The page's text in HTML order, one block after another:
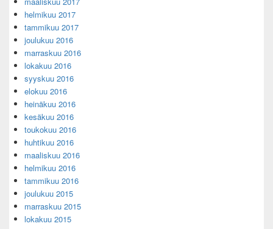
helmikuu 2017
tammikuu 2017
joulukuu 2016
marraskuu 2016
lokakuu 2016
syyskuu 2016
elokuu 2016
heinäkuu 2016
kesäkuu 2016
toukokuu 2016
huhtikuu 2016
maaliskuu 2016
helmikuu 2016
tammikuu 2016
joulukuu 2015
marraskuu 2015
lokakuu 2015